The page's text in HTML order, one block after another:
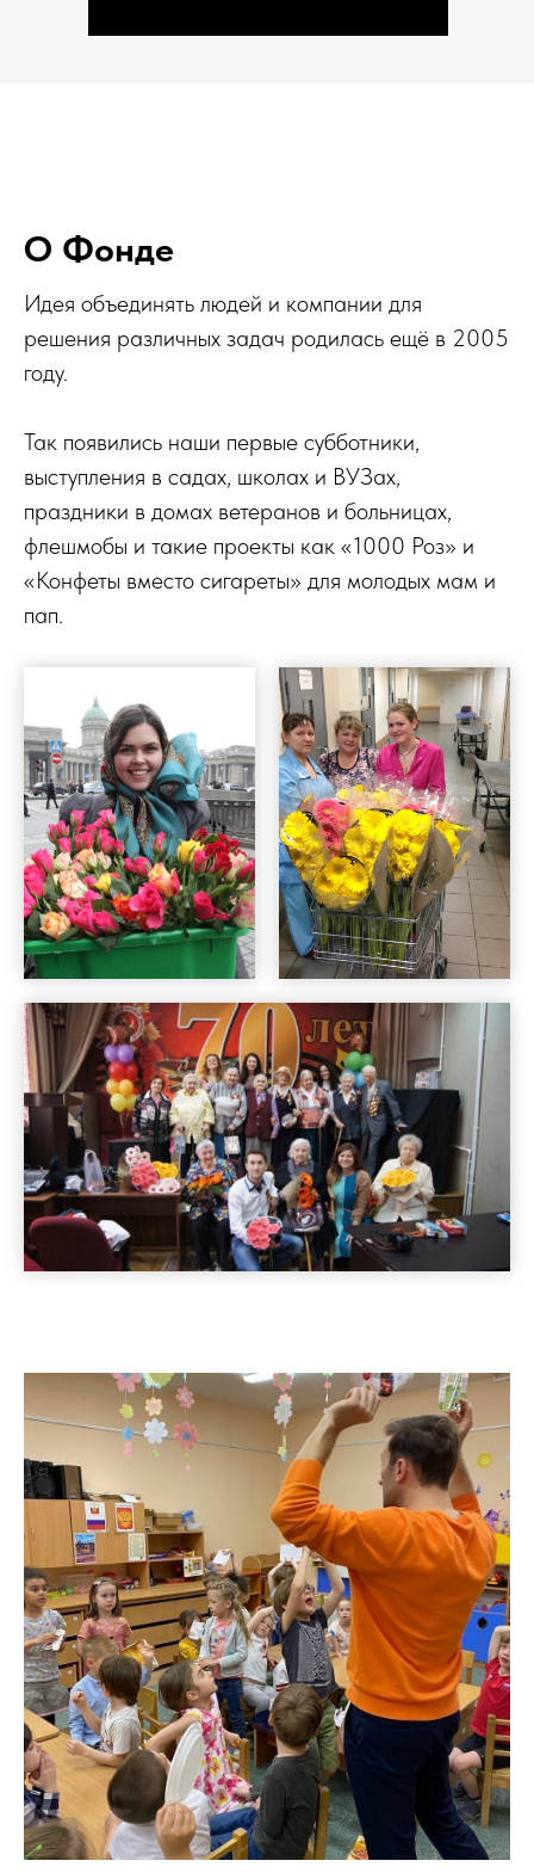
О Фонде
Идея объединять людей и компании для
решения различных задач родилась ещё в 2005
году.
Так появились наши первые субботники,
выступления в садах, школах и ВУЗах,
праздники в домах ветеранов и больницах,
флешмобы и такие проекты как «1000 Роз» и
«Конфеты вместо сигареты» для молодых мам и
пап.